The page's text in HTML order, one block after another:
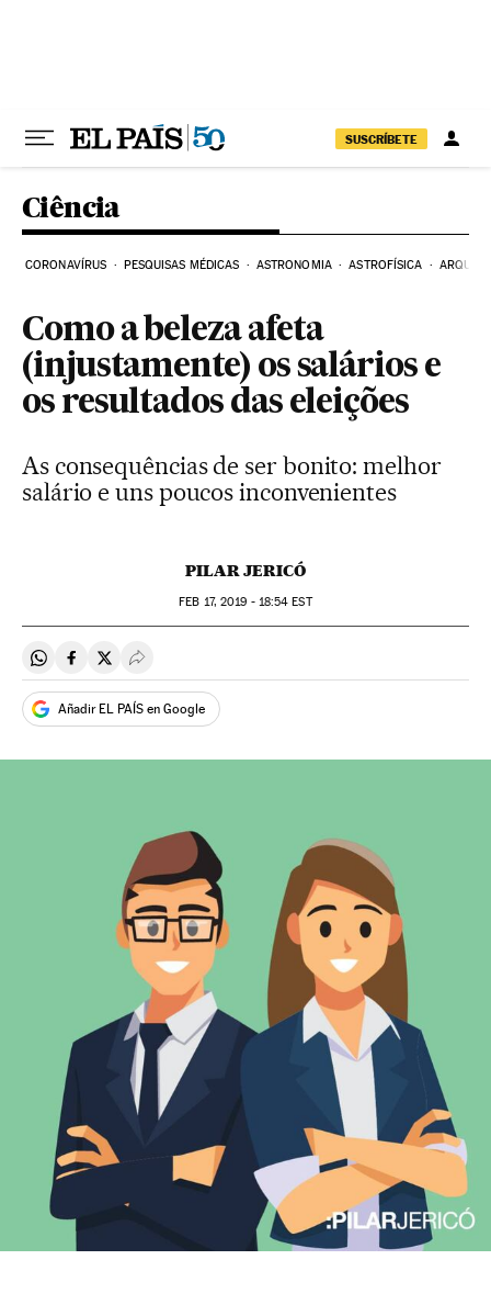
SUSCRÍBETE
Ciência
CORONAVÍRUS PESQUISAS MÉDICAS ASTRONOMIA ASTROFÍSICA
Como a beleza afeta
(injustamente) os salários e
os resultados das eleições
As consequências de ser bonito: melhor
salário e uns poucos inconvenientes
PILAR JERICÓ
FEB 17, 2019 - 18:54 EST
Compartir en Whatsapp
Compartir en Facebook
Compartir en Twitter
Desplegar Redes Sociales
Añadir EL PAÍS en Google